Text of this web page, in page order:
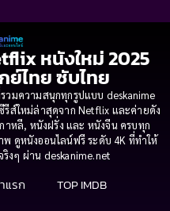
หนังใหม่ 2025
ย์ไทย ซับไทย
วมความสนุกทุกรูปแบบ deskanime
ส์ใหม่ล่าสุดจาก Netflix และค่ายดัง
าหลี, หนังฝรั่ง และ หนังจีน ครบทุก
ดูหนังออนไลน์ฟรี ระดับ 4K ที่ทำให้
งๆ ผ่าน deskanime.net
แรก
TOP IMDB